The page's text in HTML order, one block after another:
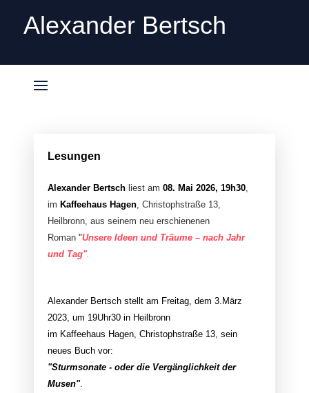
Alexander Bertsch
Lesungen
Alexander Bertsch liest am 08. Mai 2026, 19h30,
im Kaffeehaus Hagen, Christophstraße 13,
Heilbronn, aus seinem neu erschienenen
Roman "Unsere Ideen und Träume – nach Jahr
und Tag".
Alexander Bertsch stellt am Freitag, dem 3.März
2023, um 19Uhr30 in Heilbronn
im Kaffeehaus Hagen, Christophstraße 13, sein
neues Buch vor:
"Sturmsonate - oder die Vergänglichkeit der
Musen".